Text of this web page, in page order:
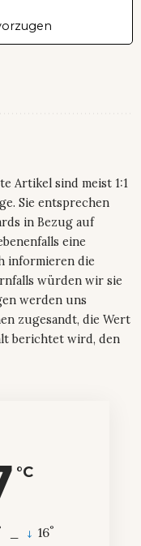
Artikel sind meist 1:1
Sie entsprechen
in Bezug auf
eine
informieren die
würden wir sie
werden uns
zugesandt, die Wert
berichtet wird, den
°C
16°